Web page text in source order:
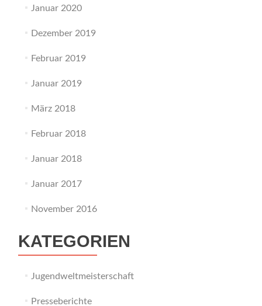
Januar 2020
Dezember 2019
Februar 2019
Januar 2019
März 2018
Februar 2018
Januar 2018
Januar 2017
November 2016
KATEGORIEN
Jugendweltmeisterschaft
Presseberichte